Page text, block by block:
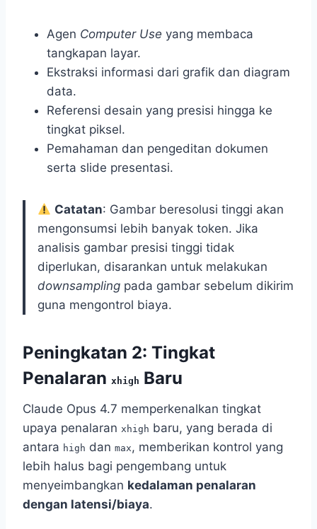
Agen Computer Use yang membaca
tangkapan layar.
Ekstraksi informasi dari grafik dan diagram
data.
Referensi desain yang presisi hingga ke
tingkat piksel.
Pemahaman dan pengeditan dokumen
serta slide presentasi.
Catatan: Gambar beresolusi tinggi akan
mengonsumsi lebih banyak token. Jika
analisis gambar presisi tinggi tidak
diperlukan, disarankan untuk melakukan
downsampling pada gambar sebelum dikirim
guna mengontrol biaya.
Peningkatan 2: Tingkat
Penalaran xhigh Baru
Claude Opus 4.7 memperkenalkan tingkat
upaya penalaran xhigh baru, yang berada di
antara high dan max , memberikan kontrol yang
lebih halus bagi pengembang untuk
menyeimbangkan kedalaman penalaran
dengan latensi/biaya.